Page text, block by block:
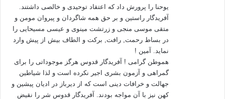
ذات حسنه و سیّئه، بیانگر دو جهت مختلف، و دو مسیر کاملاً جدا و
متضاد هستند، امّا نظام خلقت بر اساس این زوجیت، «حسنه و
سیّئه»، «مثبت و منفی» استوار است، و وجود آن‌ها یک ضرورت
اجتناب ناپذیر است، و اصلاً پایه تداوم نظام خلقت است، همانند
مثبت و منفی در ریاضی اساس محاسبات است، نظام خلقت هم از
همین قانون پیروی می‌کتد، امّا در محور مختصات ریاضی، مثبت و
منفی درست است در روی یک محور مختصات ترسیم می‌شوند،
ولی در دو جهت کاملاً متفاوت هر کدام به سوی بی‌نهایت مثبت و
یوحنا را پرورش داد که اعتقاد توحیدی و خالصی داشتند.
آفریدگار راستین و بر حق همه شاگردان و پیروان مومن و
متقی موسی منجی و زرتشت مینوی و عیسی مسیحایی را
در بساط رحمت, رافت, برکت و الطاف بیش از پیش وارد
نماید. آمین !
هموطن گرامی ! آفریدگار قدوس هرگز موجوداتی را برای
گمراهی و آزمون بشری اجیر نکرده است و لذا شیاطین
جهالت و خرافات دینی است که از دیرباز در ادیان پیشین و
کهن نیز با آن مواجه بودند. آفریدگار قدوس شر را نقیض